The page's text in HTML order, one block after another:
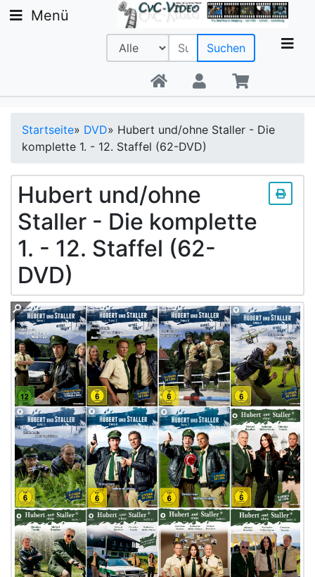
Beratung +49 9142 20 08 56
Menü
Suchen
Startseite» DVD» Hubert und/ohne Staller - Die
komplette 1. - 12. Staffel (62-DVD)
Hubert und/ohne
Staller - Die komplette
1. - 12. Staffel (62-
DVD)